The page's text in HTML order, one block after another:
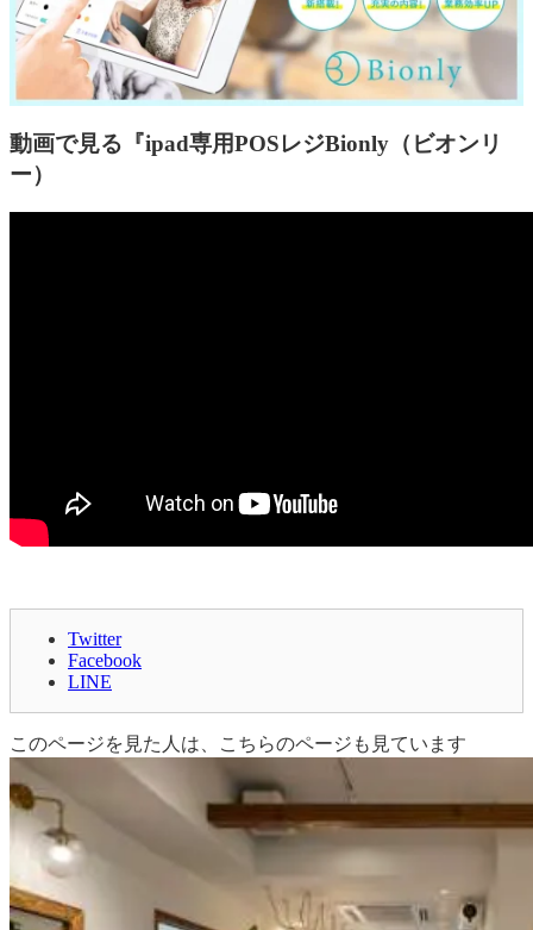
動画で見る『ipad専用POSレジBionly（ビオンリ
ー）
Twitter
Facebook
LINE
このページを見た人は、こちらのページも見ています